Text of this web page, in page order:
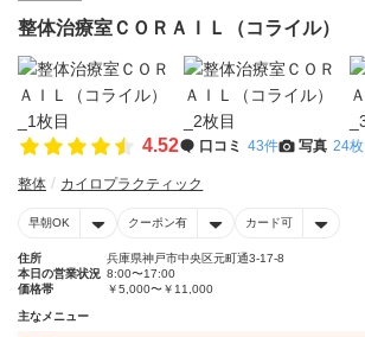
整体治療室ＣＯＲＡＩＬ（コライル）
4.52 口コミ 43件 写真 24枚
整体 カイロプラクティック
早朝OK クーポン有 カード可
住所
兵庫県神戸市中央区元町通3-17-8
本日の営業状況 8:00〜17:00
価格帯
￥5,000〜￥11,000
主なメニュー